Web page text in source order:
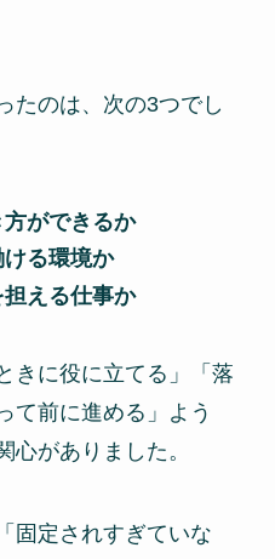
たのは、次の3つでし
ができるか
る環境か
える仕事か
きに役に立てる」「落
て前に進める」よう
心がありました。
固定されすぎていな